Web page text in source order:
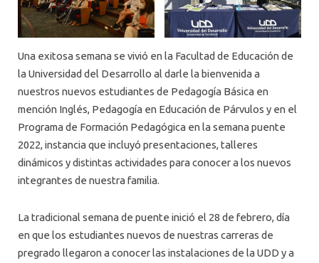
Una exitosa semana se vivió en la Facultad de Educación de
la Universidad del Desarrollo al darle la bienvenida a
nuestros nuevos estudiantes de Pedagogía Básica en
mención Inglés, Pedagogía en Educación de Párvulos y en el
Programa de Formación Pedagógica en la semana puente
2022, instancia que incluyó presentaciones, talleres
dinámicos y distintas actividades para conocer a los nuevos
integrantes de nuestra familia.
La tradicional semana de puente inició el 28 de febrero, día
en que los estudiantes nuevos de nuestras carreras de
pregrado llegaron a conocer las instalaciones de la UDD y a